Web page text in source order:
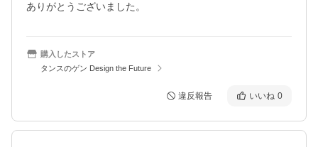
ありがとうございました。
購入したストア
タンスのゲン Design the Future
違反報告 いいね 0